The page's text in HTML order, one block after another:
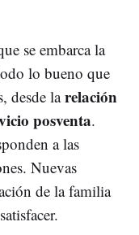
se embarca la
lo bueno que
desde larelación
posventa.
a las
Nuevas
de la familia